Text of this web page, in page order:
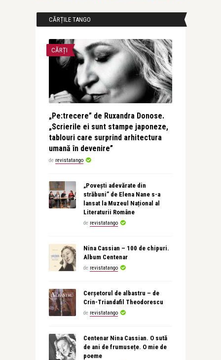
CĂRȚILE TANGO
CĂRȚI
„Pe:trecere” de Ruxandra Donose.
„Scrierile ei sunt stampe japoneze,
tablouri care surprind arhitectura
umană în devenire”
de revistatango
„Povești adevărate din
străbuni” de Elena Nane s-a
lansat la Muzeul Național al
Literaturii Române
de revistatango
Nina Cassian – 100 de chipuri.
Album Centenar
de revistatango
Cerșetorul de albastru – de
Crin-Triandafil Theodorescu
de revistatango
Centenar Nina Cassian. O sută
de ani de frumusețe. O mie de
poeme